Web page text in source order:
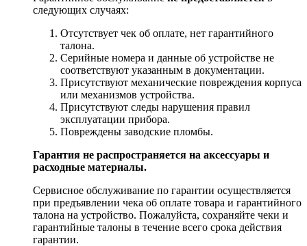
следующих случаях:
Отсутствует чек об оплате, нет гарантийного
талона.
Серийные номера и данные об устройстве не
соответствуют указанным в документации.
Присутствуют механические повреждения корпуса
или механизмов устройства.
Присутствуют следы нарушения правил
эксплуатации прибора.
Повреждены заводские пломбы.
Гарантия не распространяется на аксессуары и
расходные материалы.
Сервисное обслуживание по гарантии осуществляется
при предъявлении чека об оплате товара и гарантийного
талона на устройство. Пожалуйста, сохраняйте чеки и
гарантийные талоны в течение всего срока действия
гарантии.